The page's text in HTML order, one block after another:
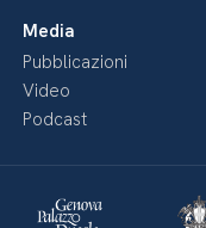
Media
Pubblicazioni
Video
Podcast